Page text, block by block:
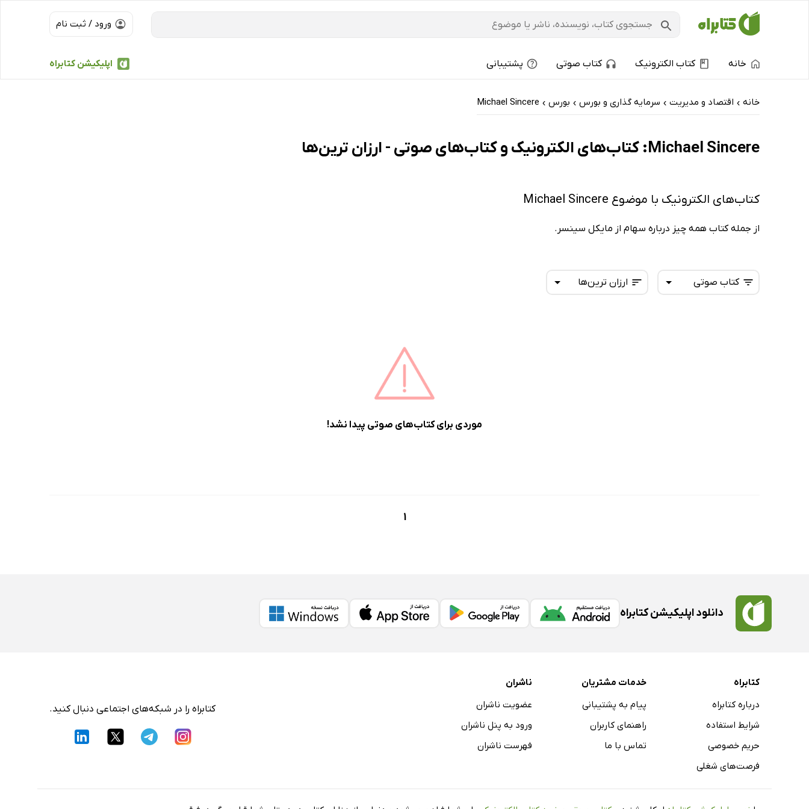
ورود / ثبت نام
اپلیکیشن کتابراه خانه کتاب الکترونیک کتاب صوتی پشتیبانی
خانه › اقتصاد و مدیریت › سرمایه گذاری و بورس › بورس ›
Michael Sincere
Michael Sincere: کتاب‌های الکترونیک و کتاب‌های صوتی - ارزان ترین‌ها
کتاب‌های الکترونیک با موضوع Michael Sincere
از جمله کتاب همه چیز درباره سهام از مایکل سینسر.
ارزان ترین‌ها کتاب صوتی
موردی برای کتاب‌های صوتی پیدا نشد!
1
دانلود اپلیکیشن کتابراه
کتابراه
درباره کتابراه
شرایط استفاده
حریم خصوصی
فرصت‌های شغلی
خدمات مشتریان
پیام به پشتیبانی
راهنمای کاربران
تماس با ما
ناشران
عضویت ناشران
ورود به پنل ناشران
فهرست ناشران
کتابراه را در شبکه‌های اجتماعی دنبال کنید.